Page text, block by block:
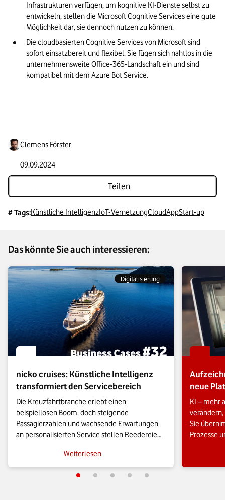
Infrastrukturen verfügen, um kognitive KI-Dienste selbst zu
entwickeln, stellen die Microsoft Cognitive Services eine gute
Möglichkeit dar, sie dennoch nutzen zu können.
Die cloudbasierten Cognitive Services von Microsoft sind
sofort einsatzbereit und flexibel. Sie fügen sich nahtlos in die
unternehmensweite Office-365-Landschaft ein und sind
kompatibel mit dem Azure Bot Service.
Clemens Förster
09.09.2024
Teilen
# Tags:Künstliche IntelligenzIoT-VernetzungCloudAppStart-up
Das könnte Sie auch interessieren:
Digitalisierung
nicko cruises: Künstliche Intelligenz
transformiert den Servicebereich
Die Kreuzfahrtbranche erlebt einen
beispiellosen Boom, doch steigende
Passagierzahlen und wachsende Erwartungen
an personalisierten Service stellen Reedereien
erwarten schnelle, reibungslose
Kommunikation auf allen Kanälen, rund um die
Uhr und in hoher Qualität. Wie KI-gestützte
Weiterlesen
neue
KI – mehr
Sie
Prozesse
Plattform.